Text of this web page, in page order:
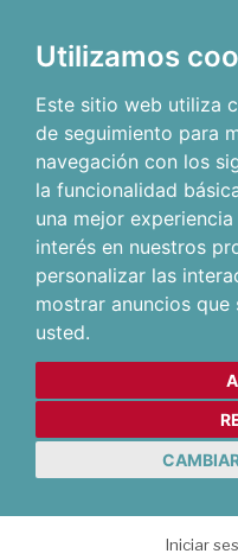
Utilizamos
Este sitio web utiliza
de seguimiento para
navegación con los
la funcionalidad
una mejor
interés en nuestros
personalizar las
mostrar anuncios que
usted.
Iniciar